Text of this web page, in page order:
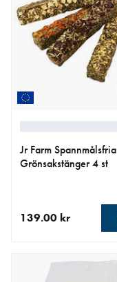
Jr Farm Spannmålsfria
Grönsakstänger 4 st
139.00 kr